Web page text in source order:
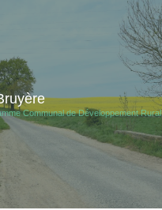
Communal de Développement Rural